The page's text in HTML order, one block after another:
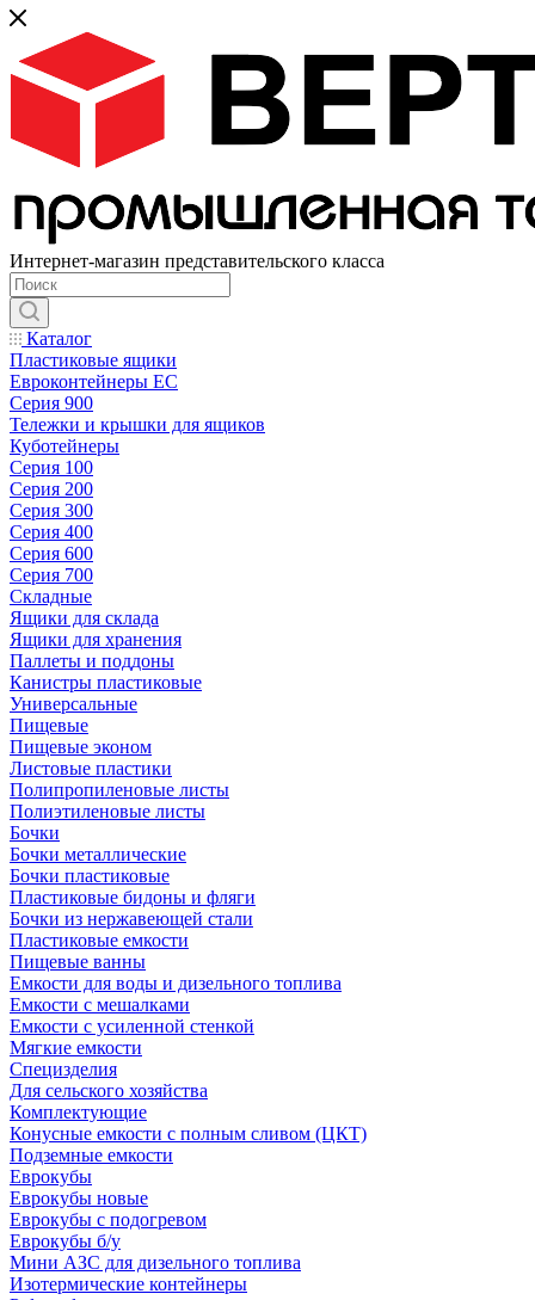
Интернет-магазин представительского класса
Каталог
Пластиковые ящики
Евроконтейнеры ЕС
Серия 900
Тележки и крышки для ящиков
Куботейнеры
Серия 100
Серия 200
Серия 300
Серия 400
Серия 600
Серия 700
Складные
Ящики для склада
Ящики для хранения
Паллеты и поддоны
Канистры пластиковые
Универсальные
Пищевые
Пищевые эконом
Листовые пластики
Полипропиленовые листы
Полиэтиленовые листы
Бочки
Бочки металлические
Бочки пластиковые
Пластиковые бидоны и фляги
Бочки из нержавеющей стали
Пластиковые емкости
Пищевые ванны
Емкости для воды и дизельного топлива
Емкости с мешалками
Емкости с усиленной стенкой
Мягкие емкости
Специзделия
Для сельского хозяйства
Комплектующие
Конусные емкости с полным сливом (ЦКТ)
Подземные емкости
Еврокубы
Еврокубы новые
Еврокубы с подогревом
Еврокубы б/у
Мини АЗС для дизельного топлива
Изотермические контейнеры